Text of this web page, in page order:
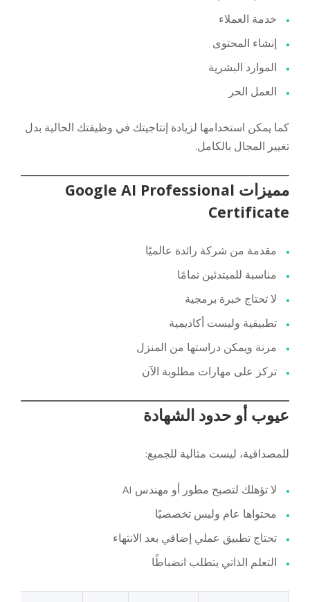
خدمة العملاء
إنشاء المحتوى
الموارد البشرية
العمل الحر
كما يمكن استخدامها لزيادة إنتاجيتك في وظيفتك الحالية بدل
تغيير المجال بالكامل.
مميزات Google AI Professional
Certificate
مقدمة من شركة رائدة عالميًا
مناسبة للمبتدئين تمامًا
لا تحتاج خبرة برمجية
تطبيقية وليست أكاديمية
مرنة ويمكن دراستها من المنزل
تركز على مهارات مطلوبة الآن
عيوب أو حدود الشهادة
للمصداقية، ليست مثالية للجميع:
لا تؤهلك لتصبح مطور أو مهندس AI
محتواها عام وليس تخصصيًا
تحتاج تطبيق عملي إضافي بعد الانتهاء
التعلم الذاتي يتطلب انضباطًا